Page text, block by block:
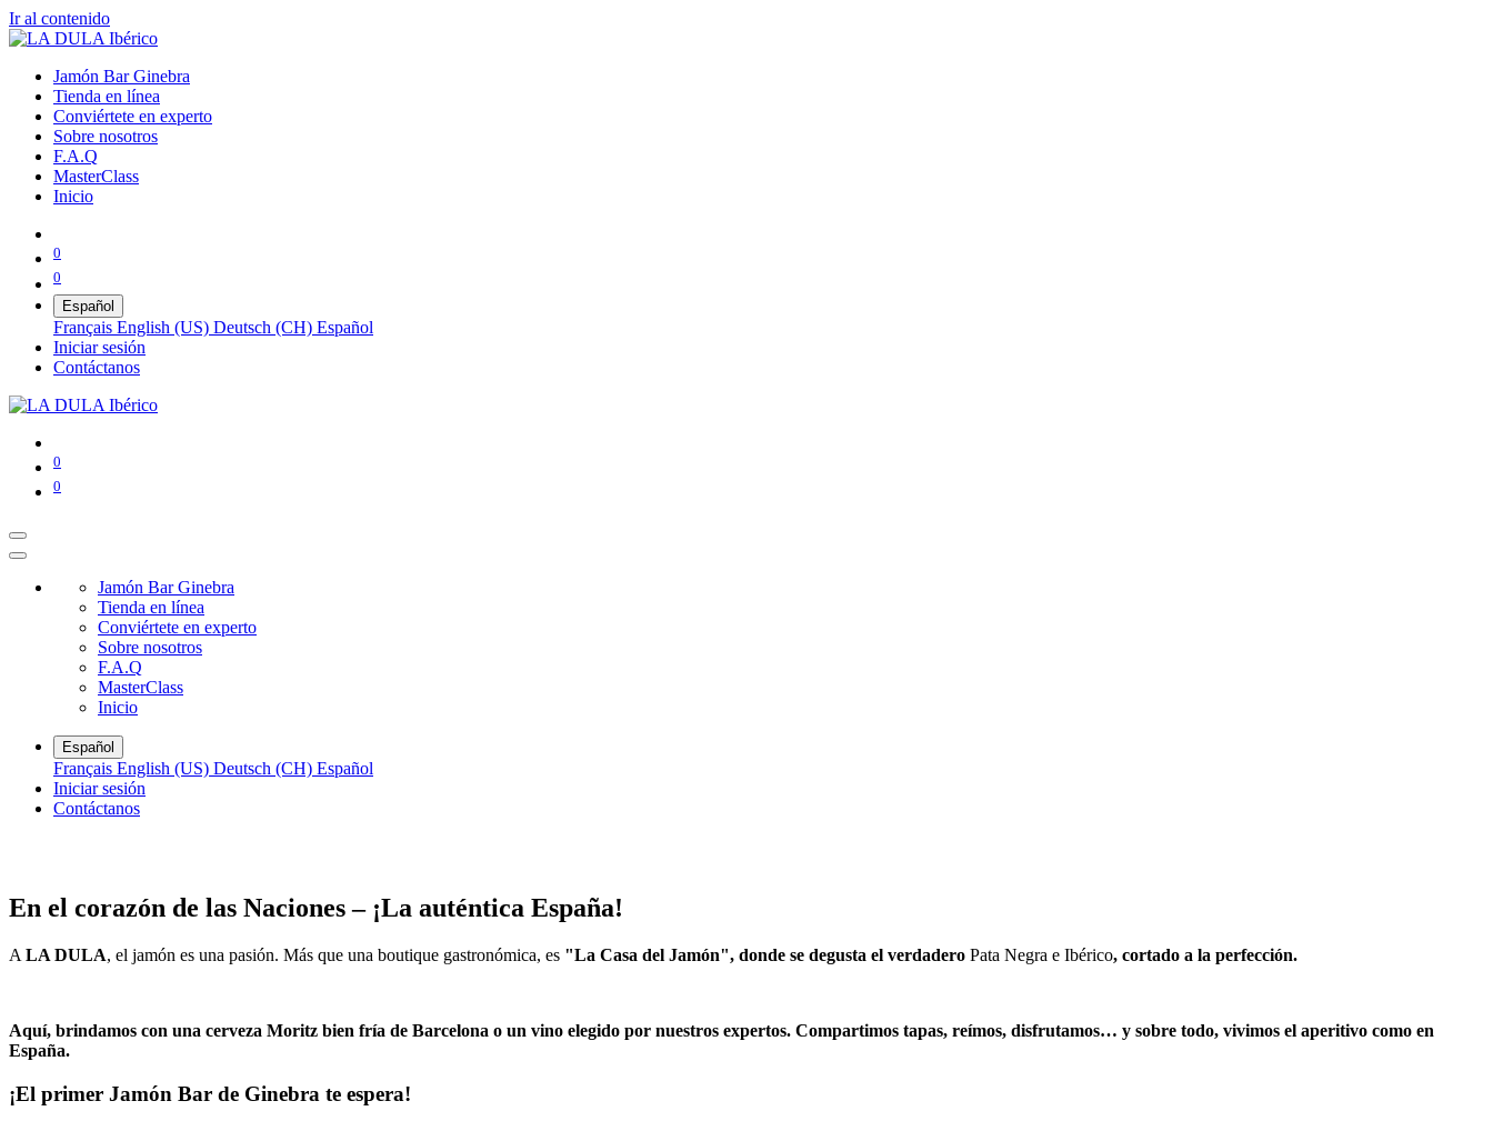
Ir al contenido
Jamón Bar Ginebra
Tienda en línea
Conviértete en experto
Sobre nosotros
F.A.Q
MasterClass
Inicio
0
0
Español
Français English (US) Deutsch (CH) Español
Iniciar sesión
Contáctanos
0
0
Jamón Bar Ginebra
Tienda en línea
Conviértete en experto
Sobre nosotros
F.A.Q
MasterClass
Inicio
Español
Français English (US) Deutsch (CH) Español
Iniciar sesión
Contáctanos
En el corazón de las Naciones – ¡La auténtica España!
A LA DULA, el jamón es una pasión. Más que una boutique gastronómica, es "La Casa del Jamón", donde se degusta el verdadero Pata Negra e Ibérico, cortado a la perfección.
Aquí, brindamos con una cerveza Moritz bien fría de Barcelona o un vino elegido por nuestros expertos. Compartimos tapas, reímos, disfrutamos… y sobre todo, vivimos el aperitivo como en
España.
¡El primer Jamón Bar de Ginebra te espera!